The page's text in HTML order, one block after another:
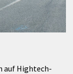
auf Hightech-